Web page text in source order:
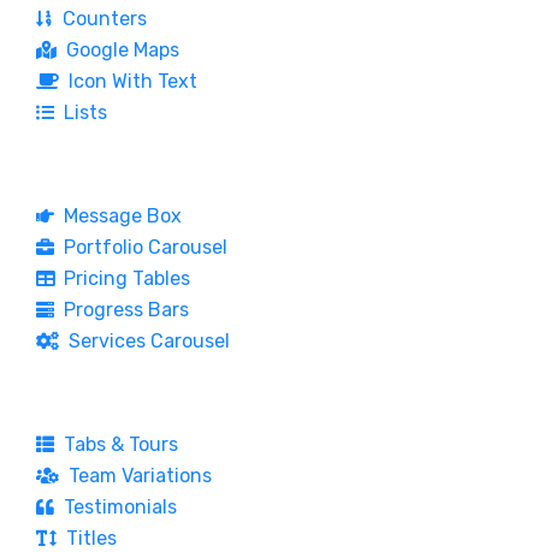
Counters
Google Maps
Icon With Text
Lists
Message Box
Portfolio Carousel
Pricing Tables
Progress Bars
Services Carousel
Tabs & Tours
Team Variations
Testimonials
Titles